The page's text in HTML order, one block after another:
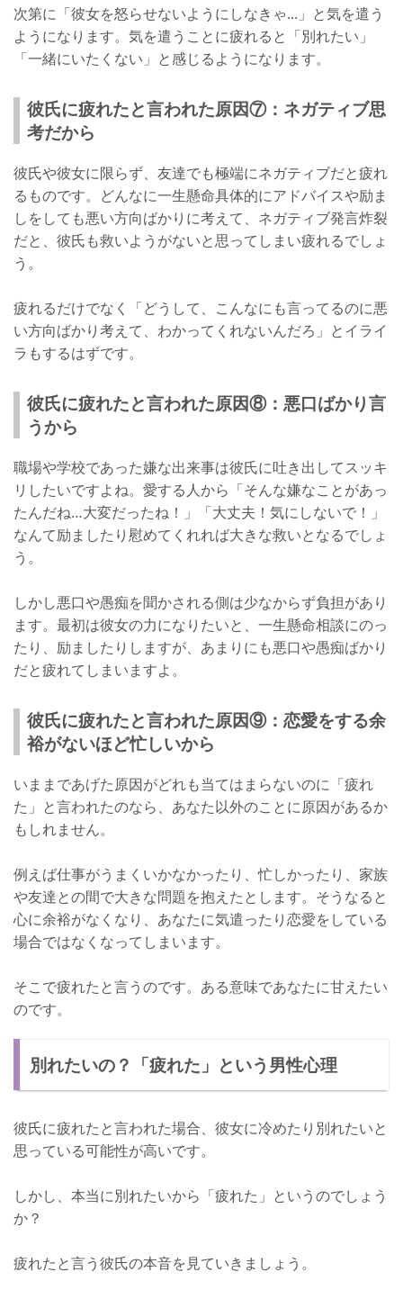
次第に「彼女を怒らせないようにしなきゃ...」と気を遣う
ようになります。気を遣うことに疲れると「別れたい」
「一緒にいたくない」と感じるようになります。
彼氏に疲れたと言われた原因⑦：ネガティブ思
考だから
彼氏や彼女に限らず、友達でも極端にネガティブだと疲れ
るものです。どんなに一生懸命具体的にアドバイスや励ま
しをしても悪い方向ばかりに考えて、ネガティブ発言炸裂
だと、彼氏も救いようがないと思ってしまい疲れるでしょ
う。
疲れるだけでなく「どうして、こんなにも言ってるのに悪
い方向ばかり考えて、わかってくれないんだろ」とイライ
ラもするはずです。
彼氏に疲れたと言われた原因⑧：悪口ばかり言
うから
職場や学校であった嫌な出来事は彼氏に吐き出してスッキ
リしたいですよね。愛する人から「そんな嫌なことがあっ
たんだね…大変だったね！」「大丈夫！気にしないで！」
なんて励ましたり慰めてくれれば大きな救いとなるでしょ
う。
しかし悪口や愚痴を聞かされる側は少なからず負担があり
ます。最初は彼女の力になりたいと、一生懸命相談にのっ
たり、励ましたりしますが、あまりにも悪口や愚痴ばかり
だと疲れてしまいますよ。
彼氏に疲れたと言われた原因⑨：恋愛をする余
裕がないほど忙しいから
いままであげた原因がどれも当てはまらないのに「疲れ
た」と言われたのなら、あなた以外のことに原因があるか
もしれません。
例えば仕事がうまくいかなかったり、忙しかったり、家族
や友達との間で大きな問題を抱えたとします。そうなると
心に余裕がなくなり、あなたに気遣ったり恋愛をしている
場合ではなくなってしまいます。
そこで疲れたと言うのです。ある意味であなたに甘えたい
のです。
別れたいの？「疲れた」という男性心理
彼氏に疲れたと言われた場合、彼女に冷めたり別れたいと
思っている可能性が高いです。
しかし、本当に別れたいから「疲れた」というのでしょう
か？
疲れたと言う彼氏の本音を見ていきましょう。